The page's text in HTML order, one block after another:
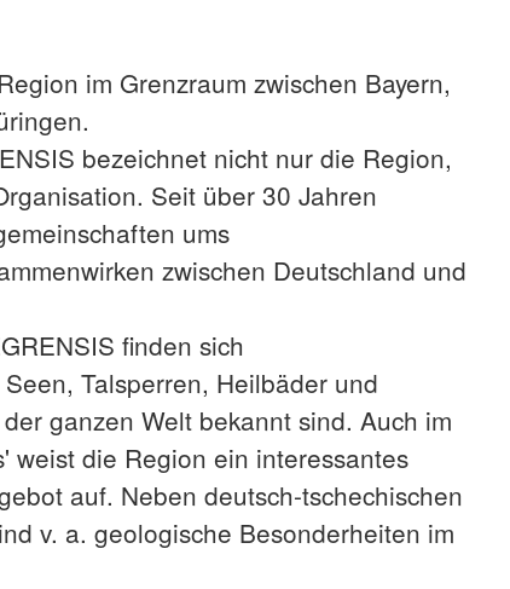
im Grenzraum zwischen Bayern,
bezeichnet nicht nur die Region,
Seit über 30 Jahren
ums
zwischen Deutschland und
finden sich
Talsperren, Heilbäder und
ganzen Welt bekannt sind. Auch im
weist die Region ein interessantes
auf. Neben deutsch-tschechischen
v. a. geologische Besonderheiten im